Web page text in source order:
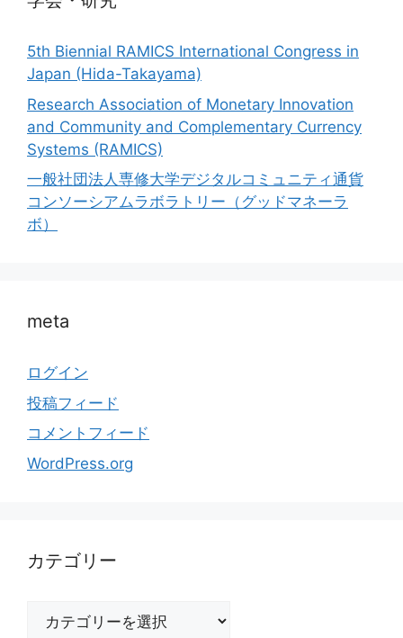
5th Biennial RAMICS International Congress in
Japan (Hida-Takayama)
Research Association of Monetary Innovation
and Community and Complementary Currency
Systems (RAMICS)
一般社団法人専修大学デジタルコミュニティ通貨
コンソーシアムラボラトリー（グッドマネーラ
ボ）
meta
ログイン
投稿フィード
コメントフィード
WordPress.org
カテゴリー